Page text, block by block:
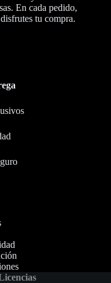
En cada pedido,
tu compra.